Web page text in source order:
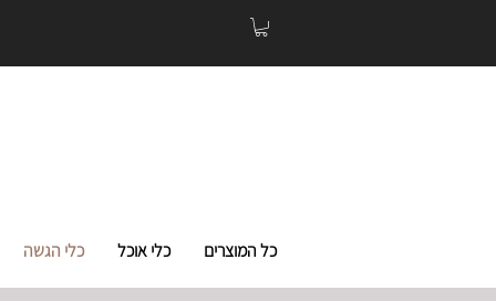
כל המוצרים כלי אוכל כלי הגשה